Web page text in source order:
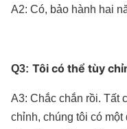
A2: Có, bảo hành hai
Q3: Tôi có thể tùy
A3: Chắc chắn rồi. Tất
chỉnh, chúng tôi có